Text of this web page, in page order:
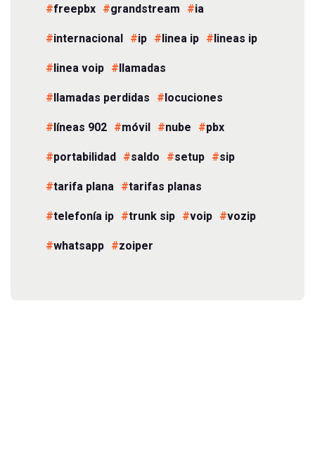
freepbx
grandstream
ia
internacional
ip linea ip
lineas ip
linea voip
llamadas
llamadas perdidas
locuciones
líneas 902
móvil nube
pbx
portabilidad
saldo setup
sip
tarifa plana
tarifas planas
telefonía ip
trunk sip voip
vozip
whatsapp
zoiper